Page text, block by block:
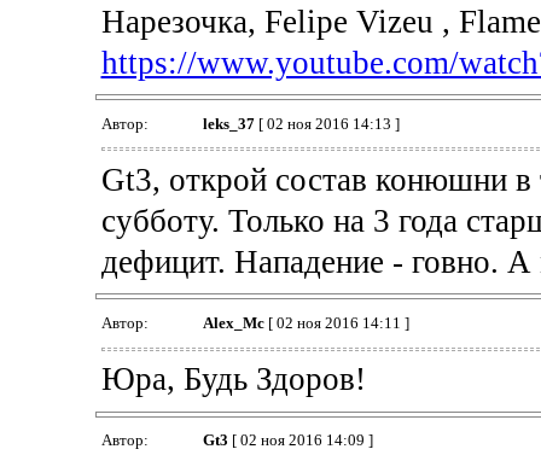
Нарезочка, Felipe Vizeu ,
https://www.youtube.com/
Автор: leks_37[ 02 ноя 2016 14:13 ]
Gt3, открой состав конюшни
субботу. Только на 3 года
дефицит. Нападение - говно. А
Автор: Alex_Mc[ 02 ноя 2016 14:11 ]
Юра, Будь Здоров!
Автор: Gt3 [ 02 ноя 2016 14:09 ]